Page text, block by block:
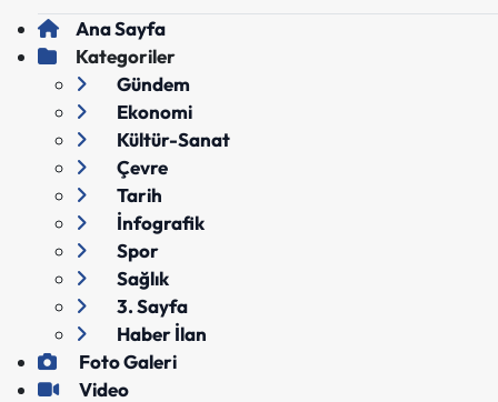
Ana Sayfa
Kategoriler
Gündem
Ekonomi
Kültür-Sanat
Çevre
Tarih
İnfografik
Spor
Sağlık
3. Sayfa
Haber İlan
Foto Galeri
Video